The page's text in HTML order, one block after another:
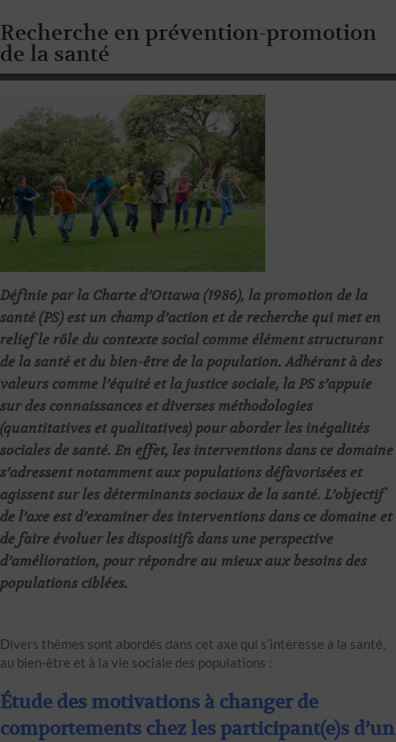
Recherche en prévention-promotion
de la santé
Définie par la Charte d’Ottawa (1986), la promotion de la
santé (PS) est un champ d’action et de recherche qui met en
relief le rôle du contexte social comme élément structurant
de la santé et du bien-être de la population. Adhérant à des
valeurs comme l’équité et la justice sociale, la PS s’appuie
sur des connaissances et diverses méthodologies
(quantitatives et qualitatives) pour aborder les inégalités
sociales de santé. En effet, les interventions dans ce domaine
s’adressent notamment aux populations défavorisées et
agissent sur les déterminants sociaux de la santé. L’objectif
de l’axe est d’examiner des interventions dans ce domaine et
de faire évoluer les dispositifs dans une perspective
d’amélioration, pour répondre au mieux aux besoins des
populations ciblées.
Divers thèmes sont abordés dans cet axe qui s’intéresse à la santé,
au bien-être et à la vie sociale des populations :
Étude des motivations à changer de
comportements chez les participant(e)s d’un